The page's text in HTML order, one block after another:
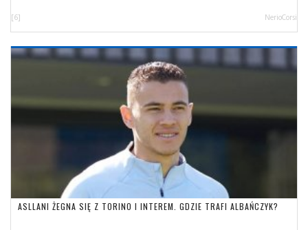
[6] NerioCorsi
ASLLANI ŻEGNA SIĘ Z TORINO I INTEREM. GDZIE TRAFI ALBAŃCZYK?